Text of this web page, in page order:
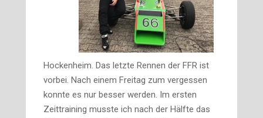
Hockenheim. Das letzte Rennen der FFR ist
vorbei. Nach einem Freitag zum vergessen
konnte es nur besser werden. Im ersten
Zeittraining musste ich nach der Hälfte das